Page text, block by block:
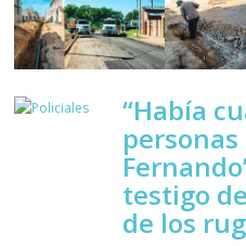
“Había
testigo
de los